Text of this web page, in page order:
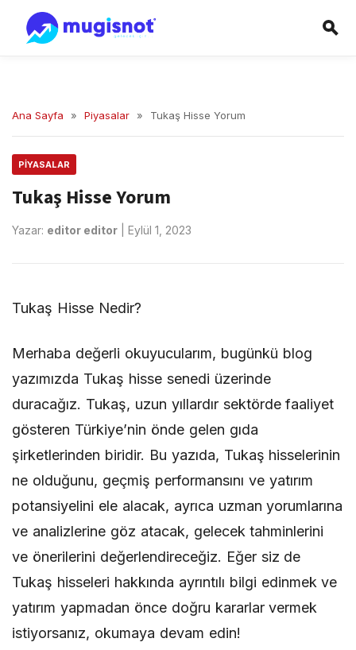
Ana Sayfa » Piyasalar » Tukaş Hisse Yorum
PIYASALAR
Tukaş Hisse Yorum
Yazar: editor editor Eylül 1, 2023
Tukaş Hisse Nedir?
Merhaba değerli okuyucularım, bugünkü blog
yazımızda Tukaş hisse senedi üzerinde
duracağız. Tukaş, uzun yıllardır sektörde faaliyet
gösteren Türkiye’nin önde gelen gıda
şirketlerinden biridir. Bu yazıda, Tukaş hisselerinin
ne olduğunu, geçmiş performansını ve yatırım
potansiyelini ele alacak, ayrıca uzman yorumlarına
ve analizlerine göz atacak, gelecek tahminlerini
ve önerilerini değerlendireceğiz. Eğer siz de
Tukaş hisseleri hakkında ayrıntılı bilgi edinmek ve
yatırım yapmadan önce doğru kararlar vermek
istiyorsanız, okumaya devam edin!